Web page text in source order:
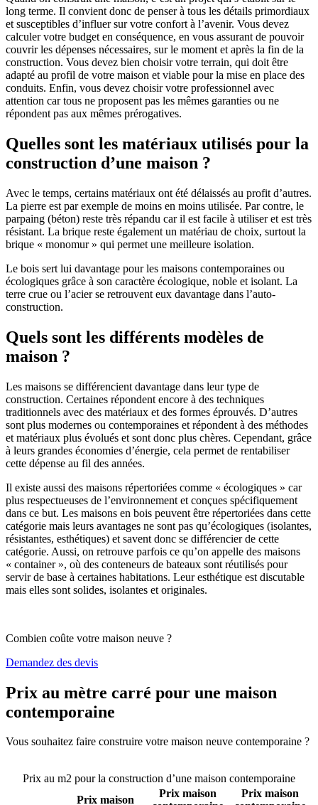
long terme. Il convient donc de penser à tous les détails primordiaux
et susceptibles d’influer sur votre confort à l’avenir. Vous devez
calculer votre budget en conséquence, en vous assurant de pouvoir
couvrir les dépenses nécessaires, sur le moment et après la fin de la
construction. Vous devez bien choisir votre terrain, qui doit être
adapté au profil de votre maison et viable pour la mise en place des
conduits. Enfin, vous devez choisir votre professionnel avec
attention car tous ne proposent pas les mêmes garanties ou ne
répondent pas aux mêmes prérogatives.
Quelles sont les matériaux utilisés pour la
construction d’une maison ?
Avec le temps, certains matériaux ont été délaissés au profit d’autres.
La pierre est par exemple de moins en moins utilisée. Par contre, le
parpaing (béton) reste très répandu car il est facile à utiliser et est très
résistant. La brique reste également un matériau de choix, surtout la
brique « monomur » qui permet une meilleure isolation.
Le bois sert lui davantage pour les maisons contemporaines ou
écologiques grâce à son caractère écologique, noble et isolant. La
terre crue ou l’acier se retrouvent eux davantage dans l’auto-
construction.
Quels sont les différents modèles de
maison ?
Les maisons se différencient davantage dans leur type de
construction. Certaines répondent encore à des techniques
traditionnels avec des matériaux et des formes éprouvés. D’autres
sont plus modernes ou contemporaines et répondent à des méthodes
et matériaux plus évolués et sont donc plus chères. Cependant, grâce
à leurs grandes économies d’énergie, cela permet de rentabiliser
cette dépense au fil des années.
Il existe aussi des maisons répertoriées comme « écologiques » car
plus respectueuses de l’environnement et conçues spécifiquement
dans ce but. Les maisons en bois peuvent être répertoriées dans cette
catégorie mais leurs avantages ne sont pas qu’écologiques (isolantes,
résistantes, esthétiques) et savent donc se différencier de cette
catégorie. Aussi, on retrouve parfois ce qu’on appelle des maisons
« container », où des conteneurs de bateaux sont réutilisés pour
servir de base à certaines habitations. Leur esthétique est discutable
mais elles sont solides, isolantes et originales.
Combien coûte votre maison neuve ?
Demandez des devis
Prix au mètre carré pour une maison
contemporaine
Vous souhaitez faire construire votre maison neuve contemporaine ?
Prix au m2 pour la construction d’une maison contemporaine
Prix maison
Prix maison
Prix maison